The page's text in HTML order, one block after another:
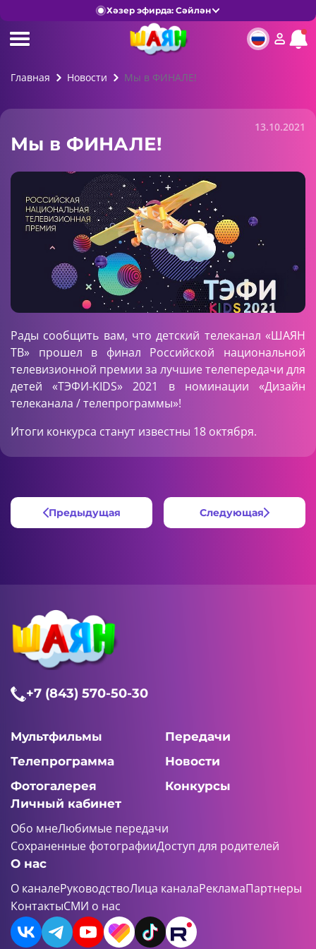
Хәзер эфирда: Сәйлән
Главная Новости Мы в ФИНАЛЕ!
13.10.2021
Мы в ФИНАЛЕ!
Рады сообщить вам, что детский телеканал «ШАЯН
ТВ» прошел в финал Российской национальной
телевизионной премии за лучшие телепередачи для
детей «ТЭФИ-KIDS» 2021 в номинации «Дизайн
телеканала / телепрограммы»!
Итоги конкурса станут известны 18 октября.
Предыдущая Следующая
+7 (843) 570-50-30
Мультфильмы
Передачи
Телепрограмма
Новости
Фотогалерея
Конкурсы
Личный кабинет
Обо мнеЛюбимые передачи
Сохраненные фотографииДоступ для родителей
О нас
О каналеРуководствоЛица каналаРекламаПартнеры
КонтактыСМИ о нас